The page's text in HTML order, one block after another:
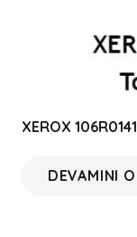
XEROX
DEVAMINI